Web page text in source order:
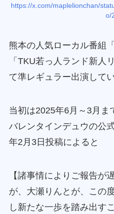
https://x.com/maplelionchan/
o/
熊本の人気ローカル番組「
「TKU若っ人ランド新人
て準レギュラー出演して
当初は2025年6月～3月ま
バレンタインデュウの公
年2月3日投稿によると
【諸事情によりご報告が
が、大瀬りんとが、この
し新たな一歩を踏み出す